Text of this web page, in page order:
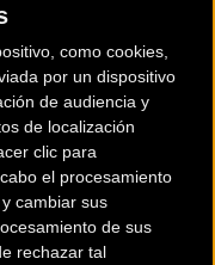
como cookies,
por un dispositivo
de audiencia y
de localización
clic para
el procesamiento
cambiar sus
de sus
rechazar tal
CANE CREEK 3